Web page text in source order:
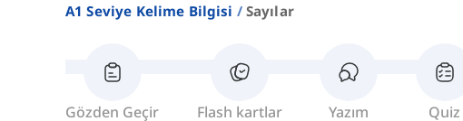
A1 Seviye Kelime Bilgisi
Sayılar
Gözden Geçir Flash kartlar Yazım Quiz